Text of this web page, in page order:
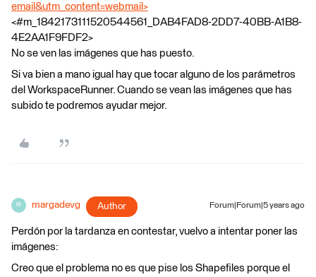
email&utm_content=webmail>
<#m_1842173111520544561_DAB4FAD8-2DD7-40BB-A1B8-
4E2AA1F9FDF2>
No se ven las imágenes que has puesto.
Si va bien a mano igual hay que tocar alguno de los parámetros
del WorkspaceRunner. Cuando se vean las imágenes que has
subido te podremos ayudar mejor.
M margadevg Author Forum|Forum|5 years ago
Perdón por la tardanza en contestar, vuelvo a intentar poner las
imágenes:
Creo que el problema no es que pise los Shapefiles porque el